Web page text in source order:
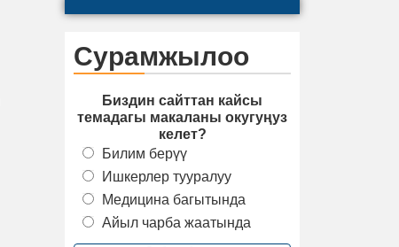
Сурамжылоо
Биздин сайттан кайсы
темадагы макаланы окугуңуз
келет?
Билим берүү
Ишкерлер тууралуу
Медицина багытында
Айыл чарба жаатында